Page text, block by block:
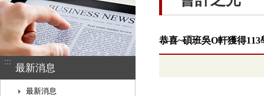
:::
最新消息
最新消息
恭喜~碩班吳O軒獲得